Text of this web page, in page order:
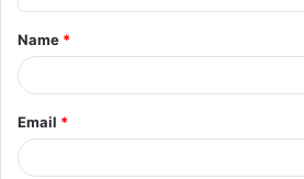
t
*
Name *
Email *